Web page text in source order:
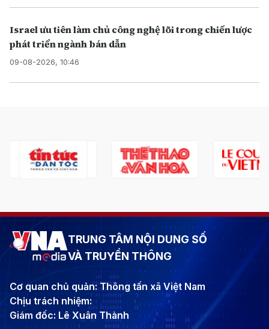
Israel ưu tiên làm chủ công nghệ lõi trong chiến lược
phát triển ngành bán dẫn
09-08-2026, 10:46
TRUNG TÂM NỘI DUNG SỐ
VÀ TRUYỀN THÔNG
Cơ quan chủ quản: Thông tấn xã Việt Nam
Chịu trách nhiệm:
Giám đốc: Lê Xuân Thành